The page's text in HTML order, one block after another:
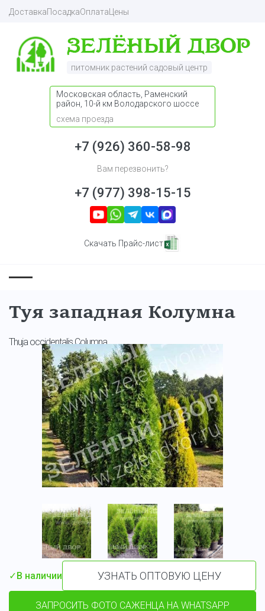
ДоставкаПосадкаОплата Цены
питомник растений садовый центр
Московская область, Раменский
район, 10-й км Володарского шоссе
схема проезда
+7 (926) 360-58-98
Вам перезвонить?
+7 (977) 398-15-15
Скачать Прайс-лист
Туя западная Колумна
Thuja occidentalis Columna
✓В наличии УЗНАТЬ ОПТОВУЮ ЦЕНУ
ЗАПРОСИТЬ ФОТО САЖЕНЦА НА WHATSAPP